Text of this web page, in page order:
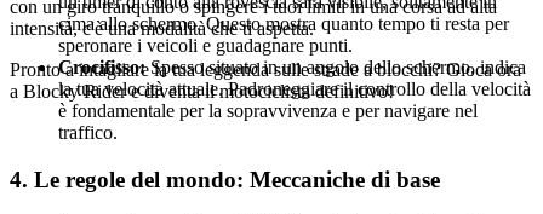
con un giro tranquillo o spingere i tuoi limiti in una corsa ad alta
intensità, c'è una modalità che ti aspetta.
Pronto a intagliare la tua leggenda sulle strade a blocchi? Gioca ora
a Blocky Rider e diventa il motociclista definitivo!
cima allo schermo. Questo mostra quanto tempo ti resta per
speronare i veicoli e guadagnare punti.
Crocifisso:Spesso situato in un angolo dello schermo, indica
la tua velocità attuale. Padroneggiare il controllo della velocità
è fondamentale per la sopravvivenza e per navigare nel
traffico.
4. Le regole del mondo: Meccaniche di base